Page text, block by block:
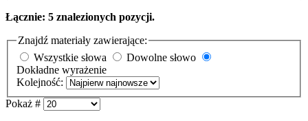
Łącznie: 5 znalezionych pozycji.
Znajdź materiały zawierające:
Wszystkie słowa
Dowolne słowo
Dokładne wyrażenie
Kolejność:
Pokaż #